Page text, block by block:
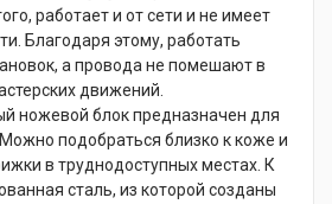
работает и от сети и не имеет
Благодаря этому, работать
а провода не помешают в
движений.
ножевой блок предназначен для
подобраться близко к коже и
в труднодоступных местах. К
сталь, из которой созданы